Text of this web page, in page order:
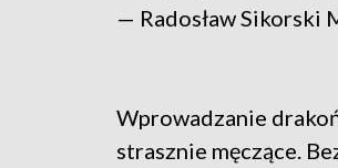
— Radosław
Wprowadzanie
strasznie męczące.